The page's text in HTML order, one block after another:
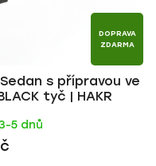
DOPRAVA
ZDARMA
s přípravou ve
tyč | HAKR
5 dnů